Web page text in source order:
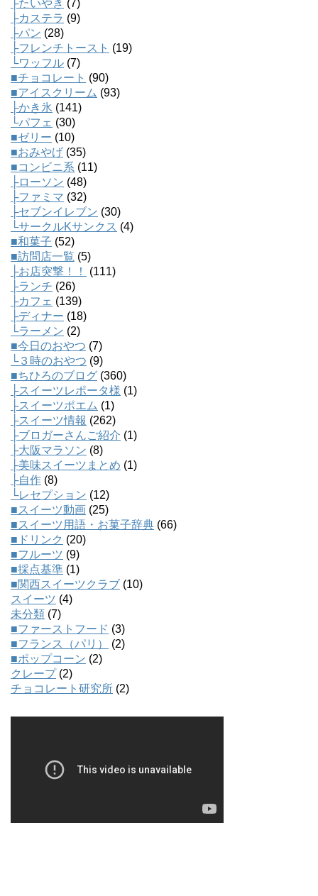
├たいやき (7)
├カステラ (9)
├パン (28)
├フレンチトースト (19)
└ワッフル (7)
■チョコレート (90)
■アイスクリーム (93)
├かき氷 (141)
└パフェ (30)
■ゼリー (10)
■おみやげ (35)
■コンビニ系 (11)
├ローソン (48)
├ファミマ (32)
├セブンイレブン (30)
└サークルKサンクス (4)
■和菓子 (52)
■訪問店一覧 (5)
├お店突撃！！
(111)
├ランチ (26)
├カフェ (139)
├ディナー (18)
└ラーメン (2)
■今日のおやつ (7)
└３時のおやつ (9)
■ちひろのブログ (360)
├スイーツレポータ様 (1)
├スイーツポエム (1)
├スイーツ情報 (262)
├ブロガーさんご紹介 (1)
├大阪マラソン (8)
├美味スイーツまとめ (1)
├自作 (8)
└レセプション (12)
■スイーツ動画 (25)
■スイーツ用語・お菓子辞典 (66)
■ドリンク (20)
■フルーツ (9)
■採点基準 (1)
■関西スイーツクラブ (10)
スイーツ (4)
未分類 (7)
■ファーストフード (3)
■フランス（パリ）
(2)
■ポップコーン (2)
クレープ(2)
チョコレート研究所 (2)